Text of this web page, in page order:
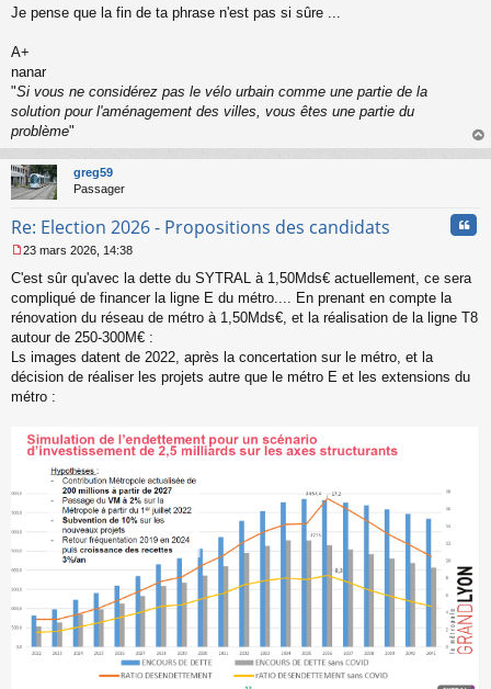
ue
s
g
e
n
o
l
u
Je pense que la fin de ta phrase n'est pas si sûre ...
A+
nanar
"Si vous ne considérez pas le vélo urbain comme une partie de la
solution pour l'aménagement des villes, vous êtes une partie du
problème"
au
greg59
Passager
Re: Election 2026 - Propositions des candidats
e
s
g
e
n
o
u
23 mars 2026, 14:38
C'est sûr qu'avec la dette du SYTRAL à 1,50Mds€ actuellement, ce sera
compliqué de financer la ligne E du métro.... En prenant en compte la
rénovation du réseau de métro à 1,50Mds€, et la réalisation de la ligne T8
autour de 250-300M€ :
Ls images datent de 2022, après la concertation sur le métro, et la
décision de réaliser les projets autre que le métro E et les extensions du
métro :